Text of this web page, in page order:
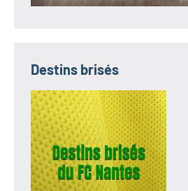
Destins brisés